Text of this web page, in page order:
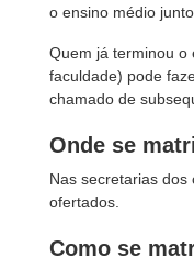
o ensino médio
Quem já terminou o
faculdade) pode
chamado de
Onde se
Nas secretarias dos
ofertados.
Como se